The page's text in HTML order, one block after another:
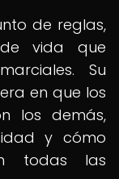
de reglas,
vida que
Su
en que los
los demás,
y cómo
todas las